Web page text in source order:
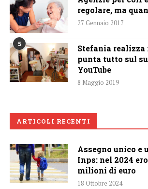
regolare, ma
27 Gennaio 2017
5
Stefania realizza
punta tutto sul
YouTube
8 Maggio 2019
ARTICOLI RECENTI
Assegno unico e
Inps: nel 2024
milioni di euro
18 Ottobre 2024